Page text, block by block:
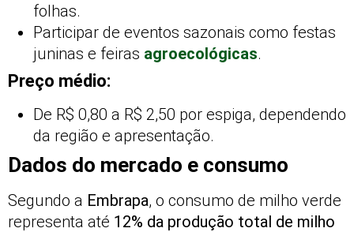
folhas.
Participar de eventos sazonais como festas
juninas e feiras agroecológicas.
Preço médio:
De R$ 0,80 a R$ 2,50 por espiga, dependendo
da região e apresentação.
Dados do mercado e consumo
Segundo a Embrapa, o consumo de milho verde
representa até 12% da produção total de milho